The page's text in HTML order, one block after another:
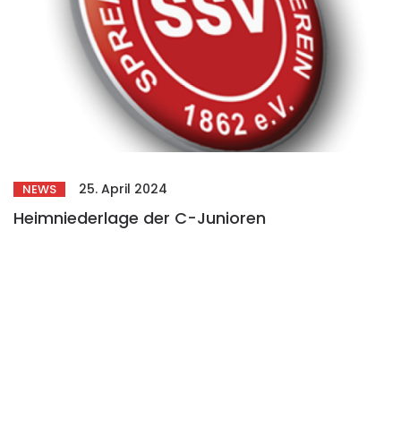
NEWS 25. April 2024
Heimniederlage der C-Junioren